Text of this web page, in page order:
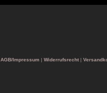
AGB/Impressum| Widerrufsrecht|